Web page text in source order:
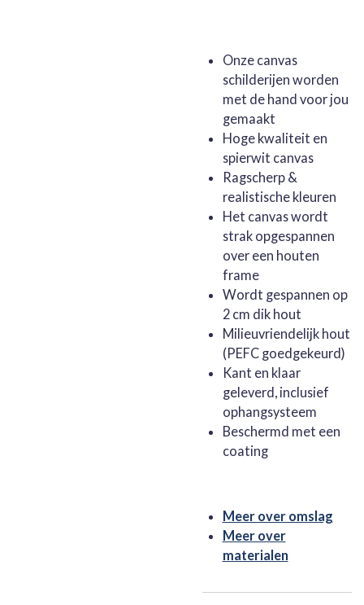
Onze canvas
schilderijen worden
met de hand voor jou
gemaakt
Hoge kwaliteit en
spierwit canvas
Ragscherp &
realistische kleuren
Het canvas wordt
strak opgespannen
over een houten
frame
Wordt gespannen op
2 cm dik hout
Milieuvriendelijk hout
(PEFC goedgekeurd)
Kant en klaar
geleverd, inclusief
ophangsysteem
Beschermd met een
coating
Meer over omslag
Meer over
materialen